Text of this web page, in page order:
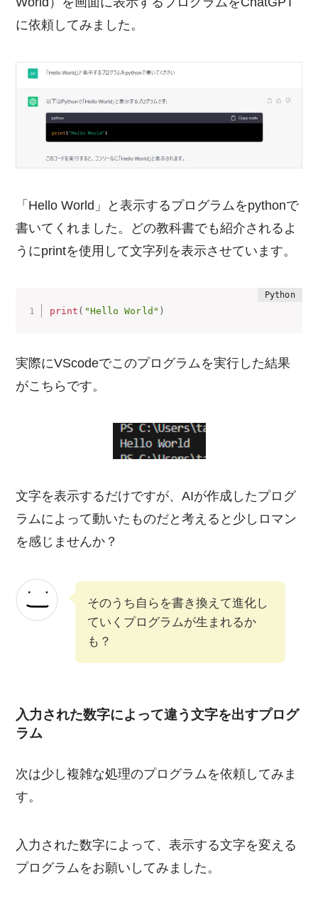
に依頼してみました。
「Hello World」と表示するプログラムをpythonで
書いてくれました。どの教科書でも紹介されるよ
うにprintを使用して文字列を表示させています。
print ( "Hello World" )
実際にVScodeでこのプログラムを実行した結果
がこちらです。
文字を表示するだけですが、AIが作成したプログ
ラムによって動いたものだと考えると少しロマン
を感じませんか？
そのうち自らを書き換えて進化し
ていくプログラムが生まれるか
も？
入力された数字によって違う文字を出すプログ
ラム
次は少し複雑な処理のプログラムを依頼してみま
す。
入力された数字によって、表示する文字を変える
プログラムをお願いしてみました。